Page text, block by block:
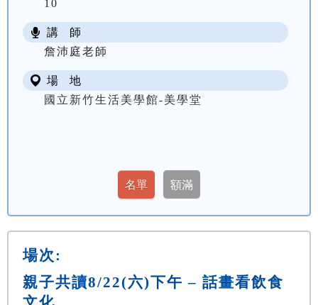
10
講 師
詹沛庭老師
場 地
國立新竹生活美學館-美學堂
場次:
親子共讀8/22(六)下午 – 話畫看飲食